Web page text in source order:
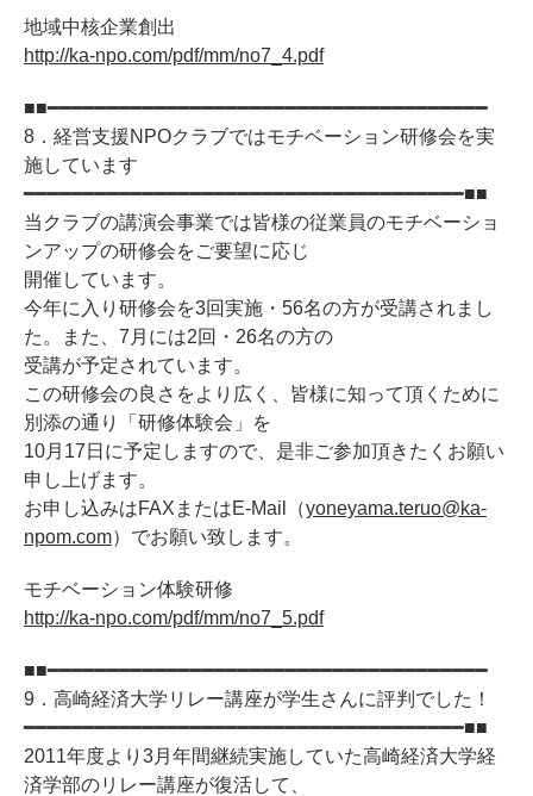
地域中核企業創出
http://ka-npo.com/pdf/mm/no7_4.pdf
■■━━━━━━━━━━━━━━━━━━━━━━━━━━━━━━━━━━━━━
8．経営支援NPOクラブではモチベーション研修会を実
施しています
━━━━━━━━━━━━━━━━━━━━━━━━━━━━━━━━━━━━━■■
当クラブの講演会事業では皆様の従業員のモチベーショ
ンアップの研修会をご要望に応じ
開催しています。
今年に入り研修会を3回実施・56名の方が受講されまし
た。また、7月には2回・26名の方の
受講が予定されています。
この研修会の良さをより広く、皆様に知って頂くために
別添の通り「研修体験会」を
10月17日に予定しますので、是非ご参加頂きたくお願い
申し上げます。
お申し込みはFAXまたはE-Mail（yoneyama.teruo@ka-
npom.com）でお願い致します。
モチベーション体験研修
http://ka-npo.com/pdf/mm/no7_5.pdf
■■━━━━━━━━━━━━━━━━━━━━━━━━━━━━━━━━━━━━━
9．高崎経済大学リレー講座が学生さんに評判でした！
━━━━━━━━━━━━━━━━━━━━━━━━━━━━━━━━━━━━━■■
2011年度より3月年間継続実施していた高崎経済大学経
済学部のリレー講座が復活して、